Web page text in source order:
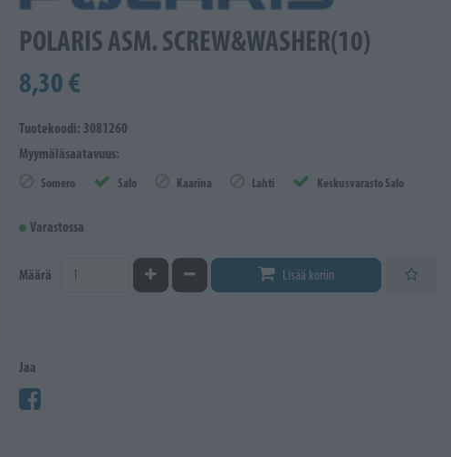
POLARIS ASM. SCREW&WASHER(10)
8,30 €
Tuotekoodi: 3081260
Myymäläsaatavuus:
Somero Salo Kaarina Lahti Keskusvarasto Salo
Varastossa
Määrä Kasvata määrääVähennä määrää Lisää koriin
Jaa